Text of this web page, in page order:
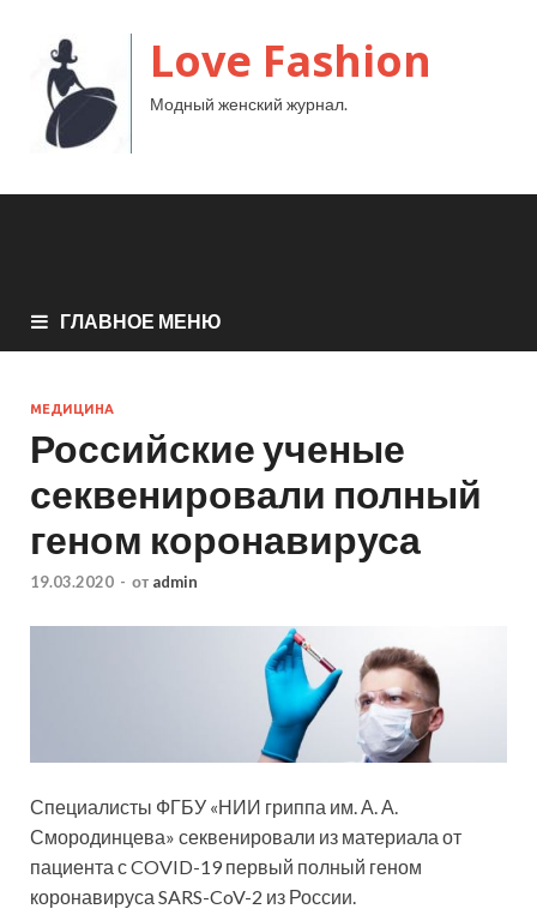
Love Fashion
Модный женский журнал.
ГЛАВНОЕ МЕНЮ
МЕДИЦИНА
Российские ученые
секвенировали полный
геном коронавируса
19.03.2020 - от admin
Специалисты ФГБУ «НИИ гриппа им. А. А.
Смородинцева» секвенировали из материала от
пациента с COVID-19 первый полный геном
коронавируса SARS-CoV-2 из России.